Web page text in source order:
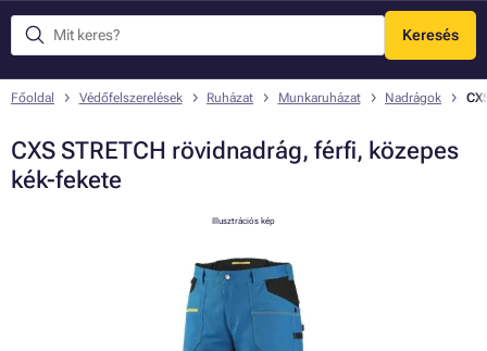
Keresés
Menü
Főoldal Védőfelszerelések Ruházat Munkaruházat Nadrágok
CXS STRETCH rövidnadrág, férfi, közepes
kék-fekete
Illusztrációs kép